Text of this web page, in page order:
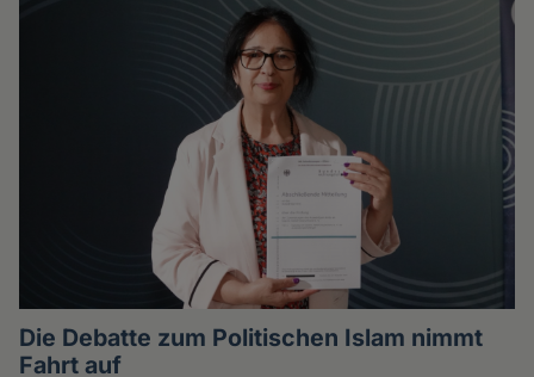
Die Debatte zum Politischen Islam nimmt
Fahrt auf